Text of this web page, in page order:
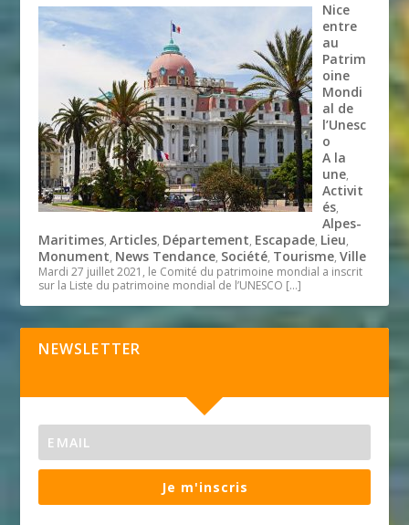
Nice
entre
au
Patrim
oine
Mondi
al de
l’Unesc
o
A la
une,
Activit
és,
Alpes-
Maritimes,Articles, Département, Escapade, Lieu,
Monument, News Tendance, Société, Tourisme,Ville
Mardi 27 juillet 2021, le Comité du patrimoine mondial a inscrit
sur la Liste du patrimoine mondial de l’UNESCO […]
NEWSLETTER
Je m'inscris